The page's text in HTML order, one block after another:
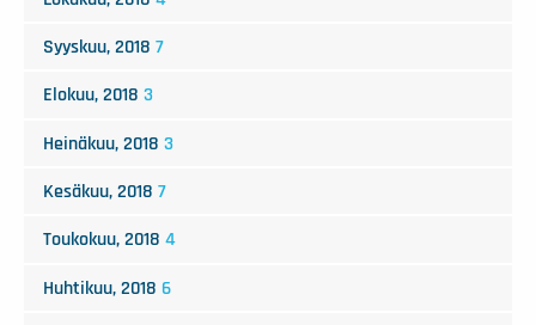
Syyskuu, 2018 7
Elokuu, 2018 3
Heinäkuu, 2018 3
Kesäkuu, 2018 7
Toukokuu, 2018 4
Huhtikuu, 2018 6